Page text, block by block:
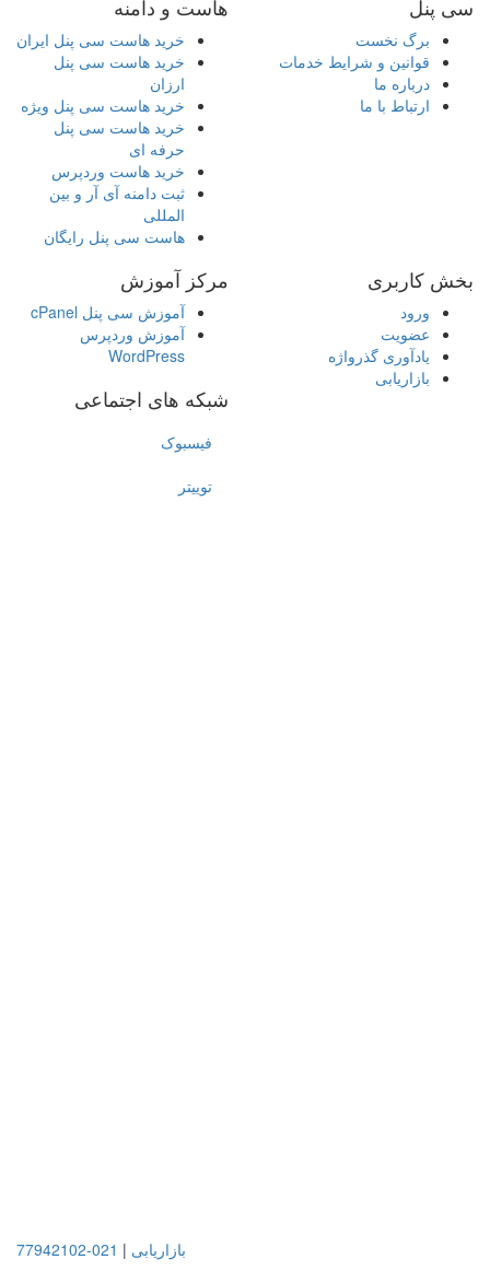
سی پنل
برگ نخست
قوانین و شرایط خدمات
درباره ما
ارتباط با ما
هاست و دامنه
خرید هاست سی پنل ایران
خرید هاست سی پنل
ارزان
خرید هاست سی پنل ویژه
خرید هاست سی پنل
حرفه ای
خرید هاست وردپرس
ثبت دامنه آی آر و بین
المللی
هاست سی پنل رایگان
بخش کاربری
ورود
عضویت
یادآوری گذرواژه
بازاریابی
مرکز آموزش
آموزش سی پنل cPanel
آموزش وردپرس
WordPress
شبکه های اجتماعی
فیسبوک
توییتر
بازاریابی |
021-77942102